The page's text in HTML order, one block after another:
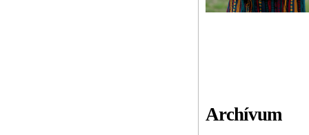
Archívum